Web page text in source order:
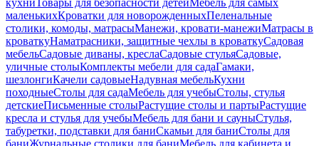
кухниТовары для безопасности детейМебель для самых
маленькихКроватки для новорожденныхПеленальные
столики, комоды, матрасыМанежи, кровати-манежиМатрасы в
кроваткуНаматрасники, защитные чехлы в кроваткуСадовая
мебельСадовые диваны, креслаСадовые стульяСадовые,
уличные столыКомплекты мебели для садаГамаки,
шезлонгиКачели садовыеНадувная мебельКухни
походныеСтолы для садаМебель для учебыСтолы, стулья
детскиеПисьменные столыРастущие столы и партыРастущие
кресла и стулья для учебыМебель для бани и сауныСтулья,
табуретки, подставки для баниСкамьи для баниСтолы для
баниЖурнальные столики для баниМебель для кабинета и